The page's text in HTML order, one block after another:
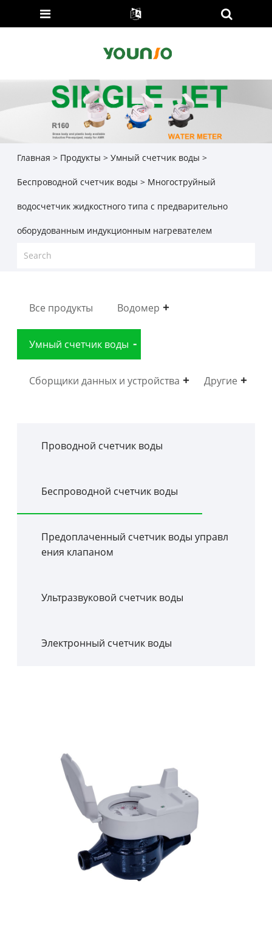
Главная > Продукты > Умный счетчик воды >
Беспроводной счетчик воды > Многоструйный
водосчетчик жидкостного типа с предварительно
оборудованным индукционным нагревателем
Все продукты Водомер
Умный счетчик воды
Сборщики данных и устройства Другие
Проводной счетчик воды
Беспроводной счетчик воды
Предоплаченный счетчик воды управл
ения клапаном
Ультразвуковой счетчик воды
Электронный счетчик воды